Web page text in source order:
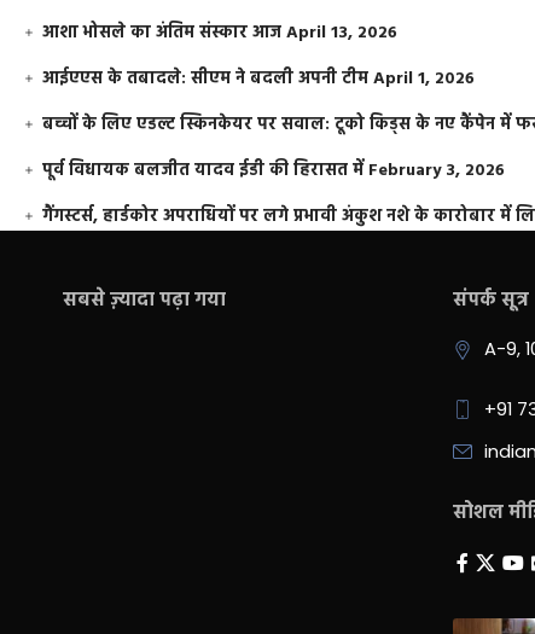
आशा भोसले का अंतिम संस्कार आजApril 13, 2026
आईएएस के तबादले: सीएम ने बदली अपनी टीमApril 1, 2026
बच्चों के लिए एडल्ट स्किनकेयर पर सवाल: टूको किड्स के नए कैंपेन में
पूर्व विधायक बलजीत यादव ईडी की हिरासत में February 3, 2026
गैंगस्टर्स, हार्डकोर अपराधियों पर लगे प्रभावी अंकुश नशे के कारोबार में
सबसे ज़्यादा पढ़ा गया संपर्क सूत्र
A-9,
+91
सोशल